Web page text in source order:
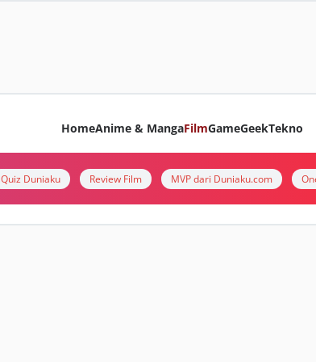
HomeAnime & MangaFilmGameGeekTekno
Quiz Duniaku Review Film MVP dari Duniaku.com